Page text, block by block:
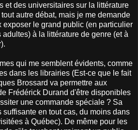
et des universitaires sur la littérature
autre débat, mais je me demande
exposer le grand public (en particulier
adultes) à la littérature de genre (et à
qui me semblent évidents, comme
dans les librairies (Est-ce que le fait
Brossard va permettre aux
Frédérick Durand d'être disponibles
une commande spéciale ? Sa
suffisante en tout cas, du moins dans
à Québec). De même pour les